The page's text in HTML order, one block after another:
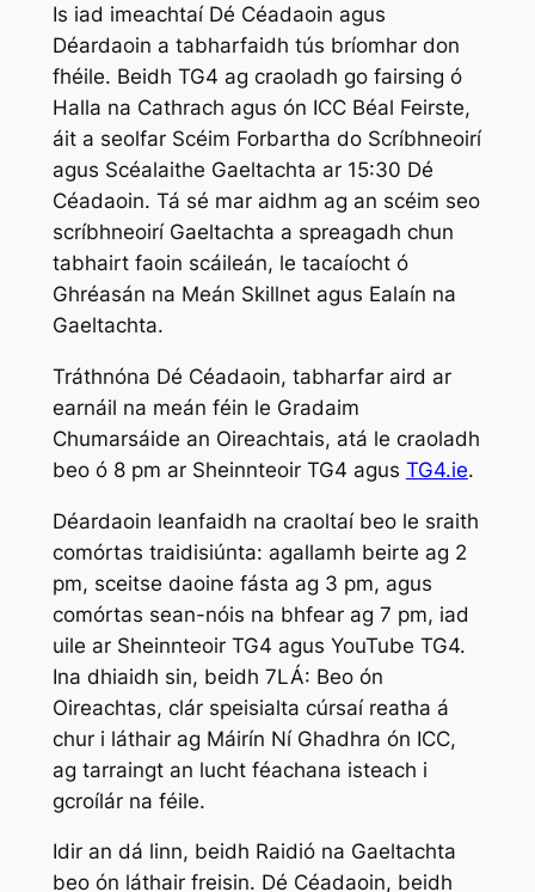
Is iad imeachtaí Dé Céadaoin agus
Déardaoin a tabharfaidh tús bríomhar don
fhéile. Beidh TG4 ag craoladh go fairsing ó
Halla na Cathrach agus ón ICC Béal Feirste,
áit a seolfar Scéim Forbartha do Scríbhneoirí
agus Scéalaithe Gaeltachta ar 15:30 Dé
Céadaoin. Tá sé mar aidhm ag an scéim seo
scríbhneoirí Gaeltachta a spreagadh chun
tabhairt faoin scáileán, le tacaíocht ó
Ghréasán na Meán Skillnet agus Ealaín na
Gaeltachta.
Tráthnóna Dé Céadaoin, tabharfar aird ar
earnáil na meán féin le Gradaim
Chumarsáide an Oireachtais, atá le craoladh
beo ó 8 pm ar Sheinnteoir TG4 agus TG4.ie.
Déardaoin leanfaidh na craoltaí beo le sraith
comórtas traidisiúnta: agallamh beirte ag 2
pm, sceitse daoine fásta ag 3 pm, agus
comórtas sean-nóis na bhfear ag 7 pm, iad
uile ar Sheinnteoir TG4 agus YouTube TG4.
Ina dhiaidh sin, beidh 7LÁ: Beo ón
Oireachtas, clár speisialta cúrsaí reatha á
chur i láthair ag Máirín Ní Ghadhra ón ICC,
ag tarraingt an lucht féachana isteach i
gcroílár na féile.
Idir an dá linn, beidh Raidió na Gaeltachta
beo ón láthair freisin. Dé Céadaoin, beidh